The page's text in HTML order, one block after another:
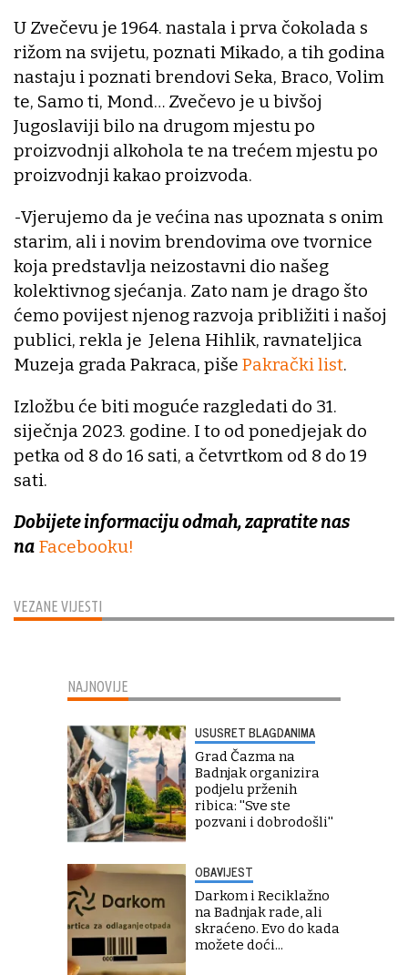
VEZANE VIJESTI
U Zvečevu je 1964. nastala i prva čokolada s
rižom na svijetu, poznati Mikado, a tih godina
nastaju i poznati brendovi Seka, Braco, Volim
te, Samo ti, Mond… Zvečevo je u bivšoj
Jugoslaviji bilo na drugom mjestu po
proizvodnji alkohola te na trećem mjestu po
proizvodnji kakao proizvoda.
-Vjerujemo da je većina nas upoznata s onim
starim, ali i novim brendovima ove tvornice
koja predstavlja neizostavni dio našeg
kolektivnog sjećanja. Zato nam je drago što
ćemo povijest njenog razvoja približiti i našoj
publici, rekla je Jelena Hihlik, ravnateljica
Muzeja grada Pakraca, piše Pakrački list.
Izložbu će biti moguće razgledati do 31.
siječnja 2023. godine. I to od ponedjejak do
petka od 8 do 16 sati, a četvrtkom od 8 do 19
sati.
Dobijete informaciju odmah, zapratite nas
na Facebooku!
NAJNOVIJE
USUSRET BLAGDANIMA
Grad Čazma na
Badnjak organizira
podjelu prženih
ribica: ''Sve ste
pozvani i dobrodošli''
OBAVIJEST
Darkom i Reciklažno
na Badnjak rade, ali
skraćeno. Evo do kada
možete doći...